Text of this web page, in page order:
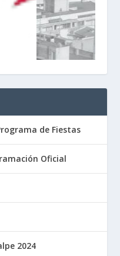
de Fiestas
Oficial
2024